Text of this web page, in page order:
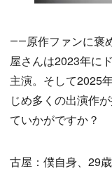
――原作ファンに褒
屋さんは2023年に
主演。そして2025
じめ多くの出演作
ていかがですか？
古屋：僕自身、29